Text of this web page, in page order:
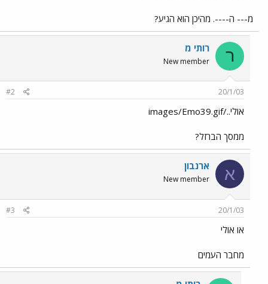
מ--- ה----. מהיכן הוא הגיע?
ר רותי מ
New member
20/1/03
#2
אולי../images/Emo39.gif
ממסך הברזל?
א ארנבון
New member
20/1/03
#3
או אולי
מחבר העמים